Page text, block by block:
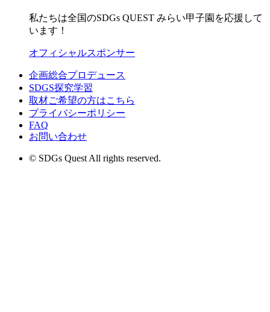
私たちは全国のSDGs QUEST みらい甲子園を応援して
います！
オフィシャルスポンサー
企画総合プロデュース
SDGS探究学習
取材ご希望の方はこちら
プライバシーポリシー
FAQ
お問い合わせ
© SDGs Quest All rights reserved.